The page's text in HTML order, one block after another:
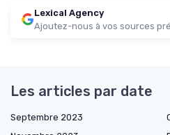
Lexical Agency
Ajoutez-nous à vos sources
Les articles par date
Septembre 2023